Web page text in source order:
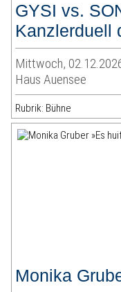
GYSI vs.
Kanzlerduell
Mittwoch,
Haus Auensee
Rubrik: Bühne
Monika